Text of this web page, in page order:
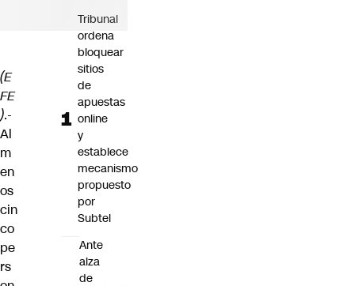
(E
FE
).-
Al
m
en
os
cin
co
pe
rs
Tribunal
ordena
bloquear
sitios
de
apuestas
online
y
establece
mecanismo
propuesto
por
Subtel
Ante
alza
de